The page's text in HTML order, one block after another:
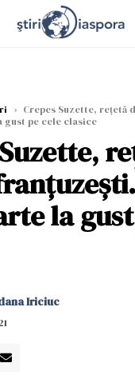
› Crepes Suzette, rețetă
gust pe cele clasice
la
Iriciuc